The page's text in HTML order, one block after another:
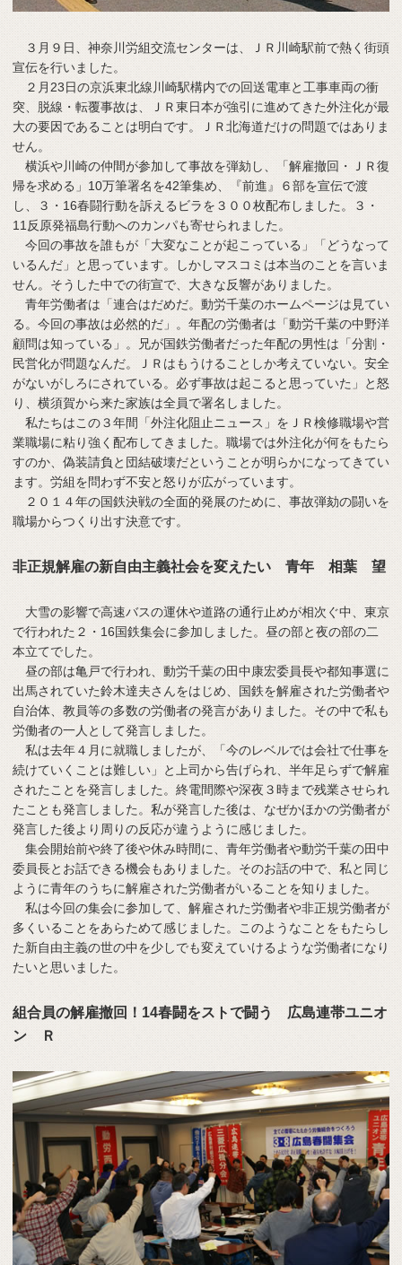
３月９日、神奈川労組交流センターは、ＪＲ川崎駅前で熱く街頭
宣伝を行いました。
２月23日の京浜東北線川崎駅構内での回送電車と工事車両の衝
突、脱線・転覆事故は、ＪＲ東日本が強引に進めてきた外注化が最
大の要因であることは明白です。ＪＲ北海道だけの問題ではありま
せん。
横浜や川崎の仲間が参加して事故を弾劾し、「解雇撤回・ＪＲ復
帰を求める」10万筆署名を42筆集め、『前進』６部を宣伝で渡
し、３・16春闘行動を訴えるビラを３００枚配布しました。３・
11反原発福島行動へのカンパも寄せられました。
今回の事故を誰もが「大変なことが起こっている」「どうなって
いるんだ」と思っています。しかしマスコミは本当のことを言いま
せん。そうした中での街宣で、大きな反響がありました。
青年労働者は「連合はだめだ。動労千葉のホームページは見てい
る。今回の事故は必然的だ」。年配の労働者は「動労千葉の中野洋
顧問は知っている」。兄が国鉄労働者だった年配の男性は「分割・
民営化が問題なんだ。ＪＲはもうけることしか考えていない。安全
がないがしろにされている。必ず事故は起こると思っていた」と怒
り、横須賀から来た家族は全員で署名しました。
私たちはこの３年間「外注化阻止ニュース」をＪＲ検修職場や営
業職場に粘り強く配布してきました。職場では外注化が何をもたら
すのか、偽装請負と団結破壊だということが明らかになってきてい
ます。労組を問わず不安と怒りが広がっています。
２０１４年の国鉄決戦の全面的発展のために、事故弾劾の闘いを
職場からつくり出す決意です。
非正規解雇の新自由主義社会を変えたい 青年 相葉 望
大雪の影響で高速バスの運休や道路の通行止めが相次ぐ中、東京
で行われた２・16国鉄集会に参加しました。昼の部と夜の部の二
本立てでした。
昼の部は亀戸で行われ、動労千葉の田中康宏委員長や都知事選に
出馬されていた鈴木達夫さんをはじめ、国鉄を解雇された労働者や
自治体、教員等の多数の労働者の発言がありました。その中で私も
労働者の一人として発言しました。
私は去年４月に就職しましたが、「今のレベルでは会社で仕事を
続けていくことは難しい」と上司から告げられ、半年足らずで解雇
されたことを発言しました。終電間際や深夜３時まで残業させられ
たことも発言しました。私が発言した後は、なぜかほかの労働者が
発言した後より周りの反応が違うように感じました。
集会開始前や終了後や休み時間に、青年労働者や動労千葉の田中
委員長とお話できる機会もありました。そのお話の中で、私と同じ
ように青年のうちに解雇された労働者がいることを知りました。
私は今回の集会に参加して、解雇された労働者や非正規労働者が
多くいることをあらためて感じました。このようなことをもたらし
た新自由主義の世の中を少しでも変えていけるような労働者になり
たいと思いました。
組合員の解雇撤回！14春闘をストで闘う 広島連帯ユニオ
ン Ｒ